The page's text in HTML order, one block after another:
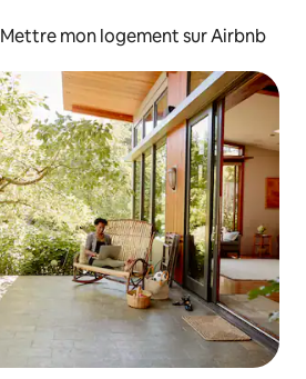
Mettre mon logement sur Airbnb